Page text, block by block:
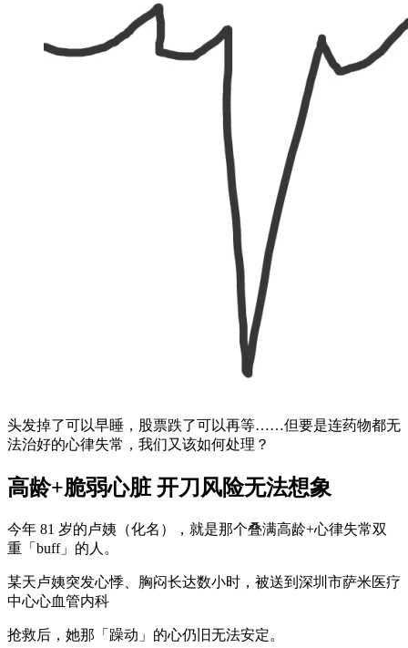
头发掉了可以早睡，股票跌了可以再等……但要是连药物都无
法治好的心律失常，我们又该如何处理？
高龄+脆弱心脏 开刀风险无法想象
今年 81 岁的卢姨（化名），就是那个叠满高龄+心律失常双
重「buff」的人。
某天卢姨突发心悸、胸闷长达数小时，被送到深圳市萨米医疗
中心心血管内科
抢救后，她那「躁动」的心仍旧无法安定。